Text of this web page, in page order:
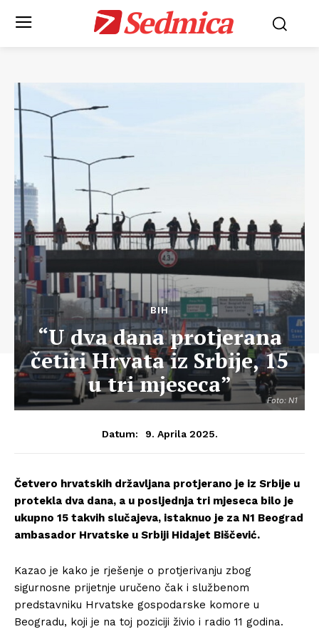
Sedmica
Foto: N1
BIH
“U dva dana protjerana
četiri Hrvata iz Srbije, 15
u tri mjeseca”
Datum: 9. Aprila 2025.
Četvero hrvatskih državljana protjerano je iz Srbije u
protekla dva dana, a u posljednja tri mjeseca bilo je
ukupno 15 takvih slučajeva, istaknuo je za N1 Beograd
ambasador Hrvatske u Srbiji Hidajet Biščević.
Kazao je kako je rješenje o protjerivanju zbog
sigurnosne prijetnje uručeno čak i službenom
predstavniku Hrvatske gospodarske komore u
Beogradu, koji je na toj poziciji živio i radio 11 godina.